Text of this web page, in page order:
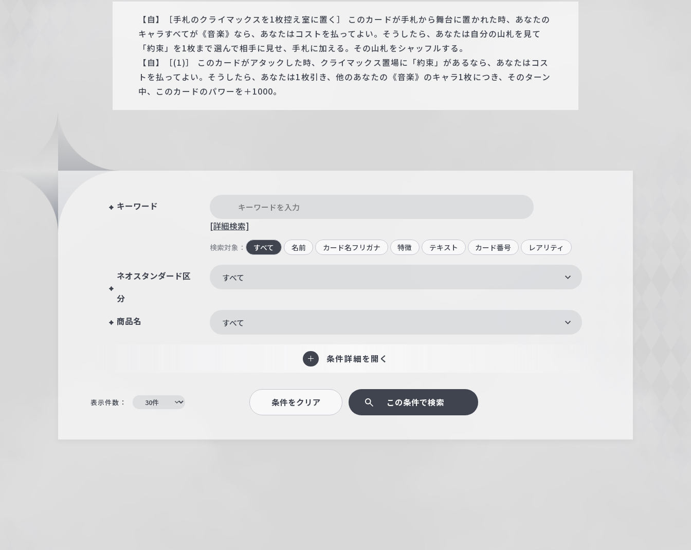
【自】［手札のクライマックスを1枚控え室に置く］ このカードが手札から舞台に置かれた時、あなたの
キャラすべてが《音楽》なら、あなたはコストを払ってよい。そうしたら、あなたは自分の山札を見て
「約束」を1枚まで選んで相手に見せ、手札に加える。その山札をシャッフルする。
【自】［(1)］ このカードがアタックした時、クライマックス置場に「約束」があるなら、あなたはコス
トを払ってよい。そうしたら、あなたは1枚引き、他のあなたの《音楽》のキャラ1枚につき、そのターン
中、このカードのパワーを＋1000。
キーワード
[詳細検索]
検索対象： すべて 名前 カード名フリガナ 特徴 テキスト カード番号 レアリティ
ネオスタンダード区
分
すべて
商品名 すべて
条件詳細を開く
表示件数： 条件をクリア この条件で検索